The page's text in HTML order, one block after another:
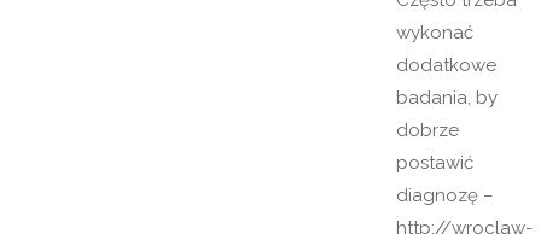
wykonać
dodatkowe
badania, by
dobrze
postawić
diagnozę –
http://wroclaw-